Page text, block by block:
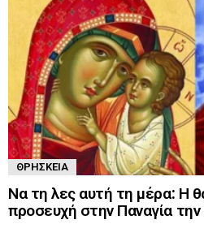
ΘΡΗΣΚΕΊΑ
Να τη λες αυτή τη μέρα: Η
προσευχή στην Παναγία την